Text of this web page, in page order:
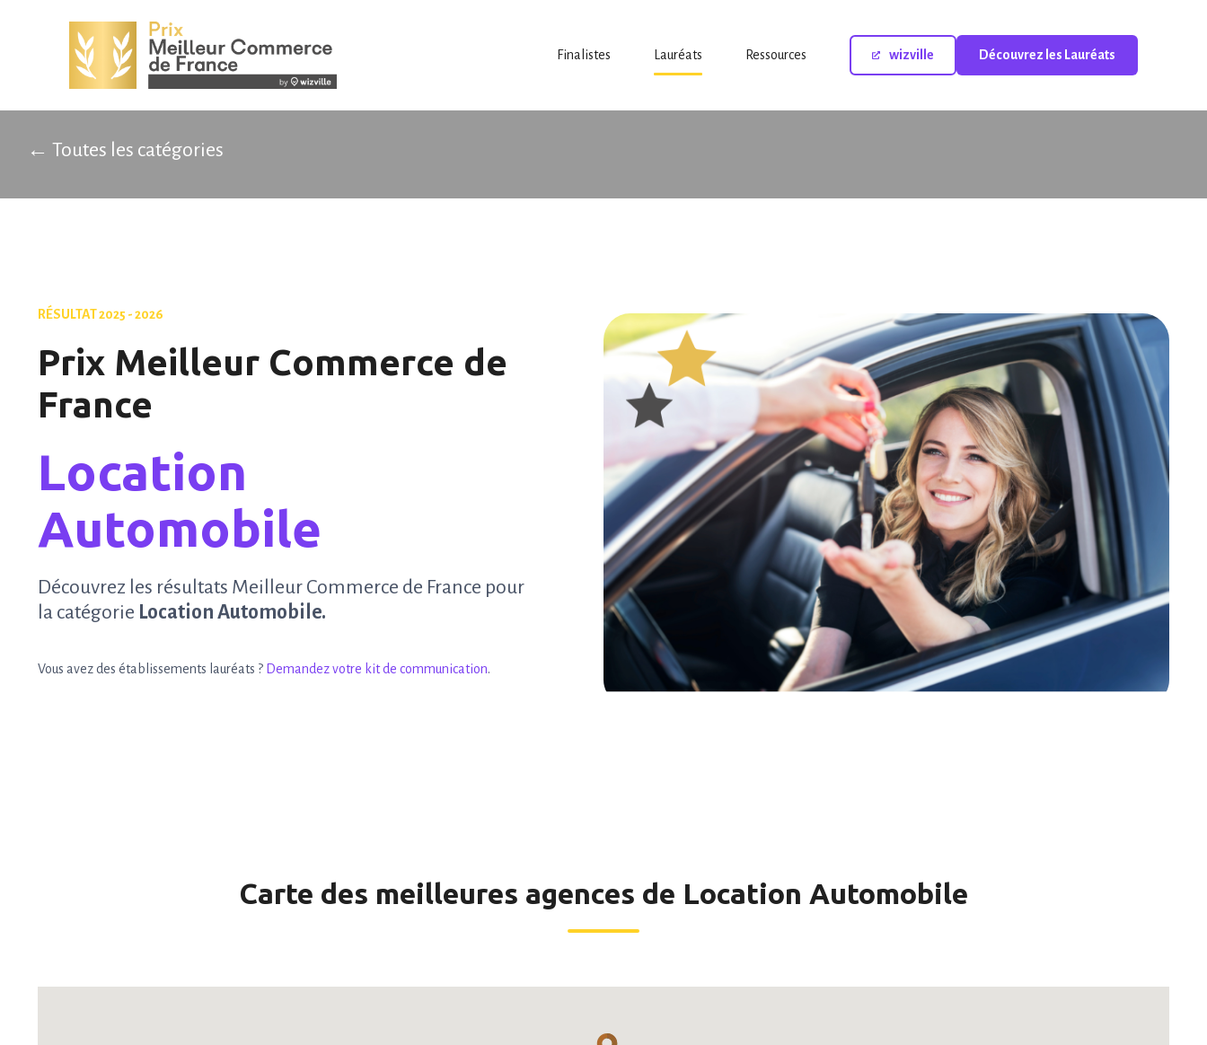
Finalistes Lauréats Ressources wizville Découvrez les Lauréats
← Toutes les catégories
RÉSULTAT 2025 - 2026
Prix Meilleur Commerce de
France
Location
Automobile
Découvrez les résultats Meilleur Commerce de France pour
la catégorie Location Automobile.
Vous avez des établissements lauréats ? Demandez votre kit de communication.
Carte des meilleures agences de Location Automobile